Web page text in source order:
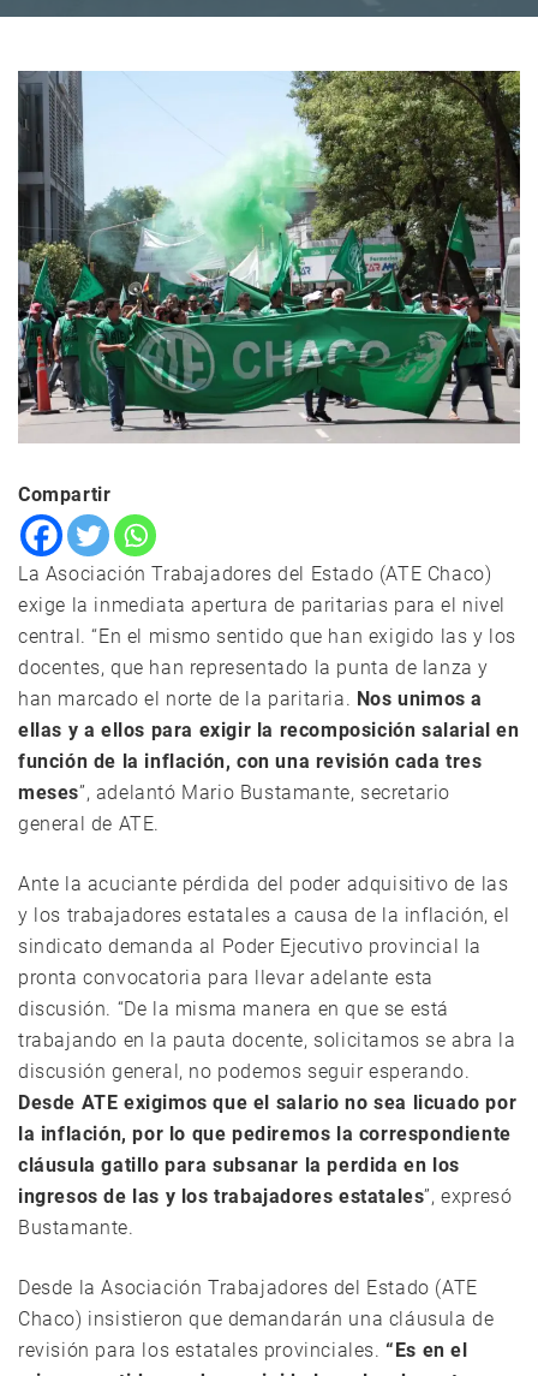
Compartir
La Asociación Trabajadores del Estado (ATE Chaco)
exige la inmediata apertura de paritarias para el nivel
central. “En el mismo sentido que han exigido las y los
docentes, que han representado la punta de lanza y
han marcado el norte de la paritaria. Nos unimos a
ellas y a ellos para exigir la recomposición salarial en
función de la inflación, con una revisión cada tres
meses”, adelantó Mario Bustamante, secretario
general de ATE.
Ante la acuciante pérdida del poder adquisitivo de las
y los trabajadores estatales a causa de la inflación, el
sindicato demanda al Poder Ejecutivo provincial la
pronta convocatoria para llevar adelante esta
discusión. “De la misma manera en que se está
trabajando en la pauta docente, solicitamos se abra la
discusión general, no podemos seguir esperando.
Desde ATE exigimos que el salario no sea licuado por
la inflación, por lo que pediremos la correspondiente
cláusula gatillo para subsanar la perdida en los
ingresos de las y los trabajadores estatales”, expresó
Bustamante.
Desde la Asociación Trabajadores del Estado (ATE
Chaco) insistieron que demandarán una cláusula de
revisión para los estatales provinciales.“Es en el